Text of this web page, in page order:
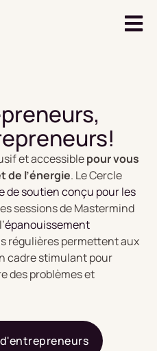
et accessiblepour vous
de l’énergie. Le Cercle
de soutien conçu pour les
sessions de Mastermind
épanouissement
régulières permettent aux
cadre stimulant pour
des problèmes et